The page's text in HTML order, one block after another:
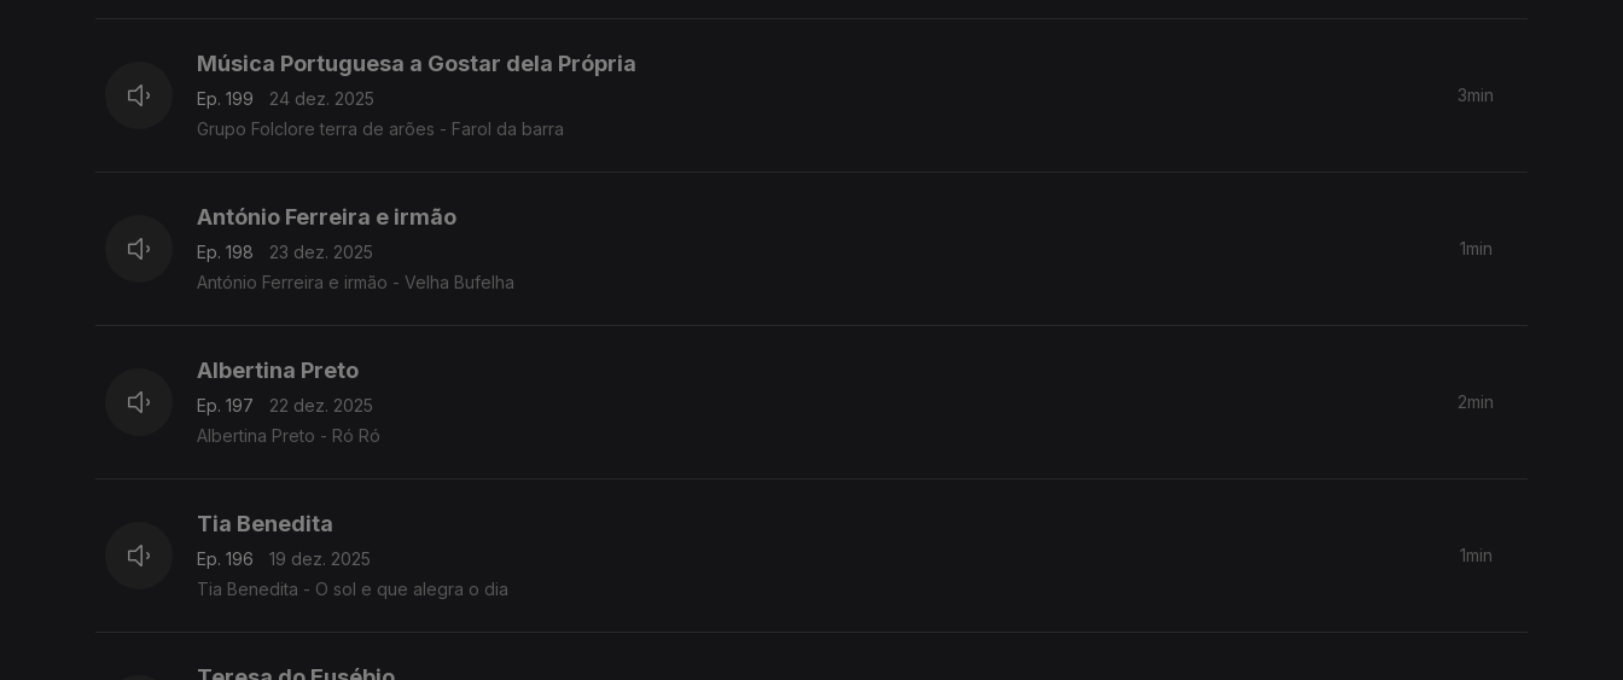
Música Portuguesa a Gostar dela Própria
Ep. 199
24 dez. 2025
Grupo Folclore terra de arões - Farol da barra
3min
António Ferreira e irmão
Ep. 198
23 dez. 2025
António Ferreira e irmão - Velha Bufelha
1min
Albertina Preto
Ep. 197
22 dez. 2025
Albertina Preto - Ró Ró
2min
Tia Benedita
Ep. 196
19 dez. 2025
Tia Benedita - O sol e que alegra o dia
1min